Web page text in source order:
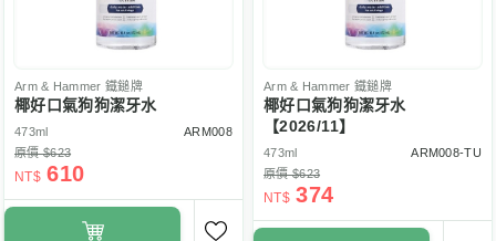
Arm & Hammer 鐵鎚牌
椰好口氣狗狗潔牙水
473ml
ARM008
原價 $623
NT$ 610
Arm & Hammer 鐵鎚牌
椰好口氣狗狗潔牙水
【2026/11】
473ml
ARM008-TU
原價 $623
NT$ 374